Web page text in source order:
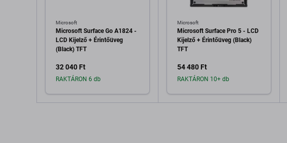
Microsoft
Microsoft Surface Go A1824 -
LCD Kijelző + Érintőüveg
(Black) TFT
32 040 Ft
RAKTÁRON 6 db
Microsoft
Microsoft Surface Pro 5 - LCD
Kijelző + Érintőüveg (Black)
TFT
54 480 Ft
RAKTÁRON 10+ db